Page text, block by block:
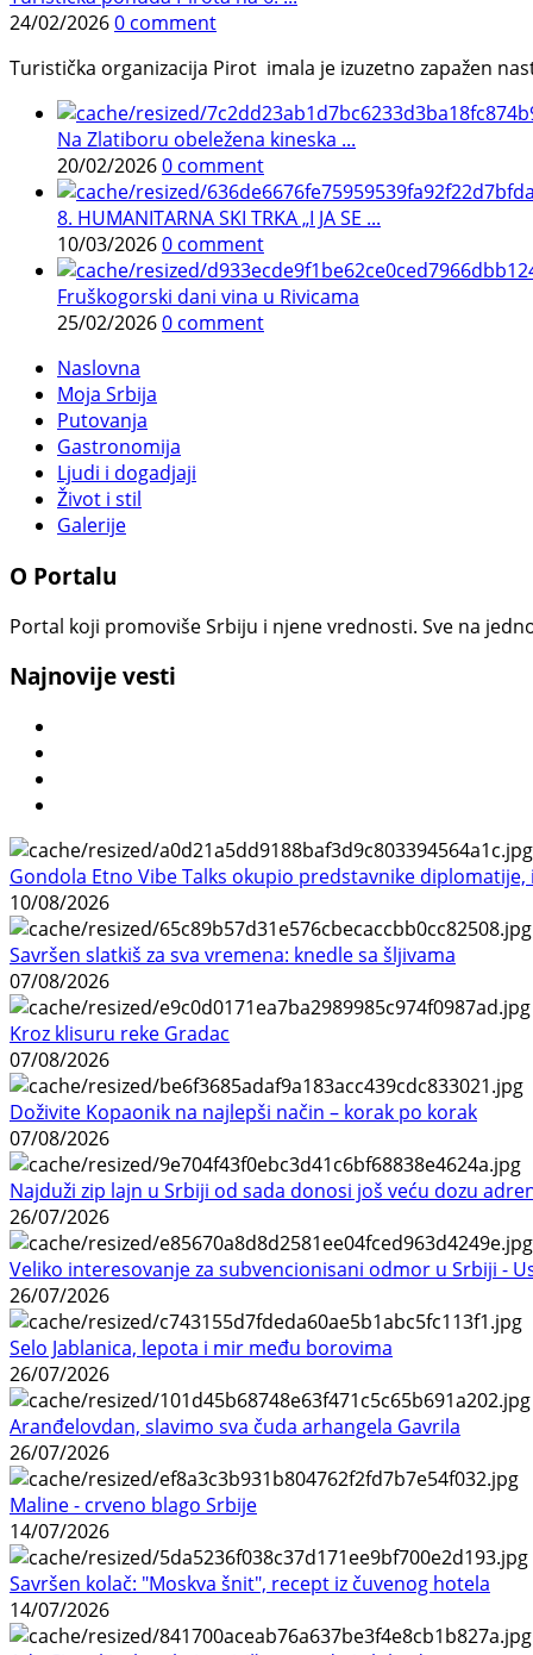
24/02/20260 comment
Turistička organizacija Pirot imala je izuzetno zapažen
Na Zlatiboru obeležena kineska ...
20/02/20260 comment
8. HUMANITARNA SKI TRKA „I JA SE ...
10/03/20260 comment
Fruškogorski dani vina u Rivicama
25/02/20260 comment
Naslovna
Moja Srbija
Putovanja
Gastronomija
Ljudi i dogadjaji
Život i stil
Galerije
O Portalu
Portal koji promoviše Srbiju i njene vrednosti. Sve na
Najnovije vesti
Gondola Etno Vibe Talks okupio predstavnike
10/08/2026
Savršen slatkiš za sva vremena: knedle sa šljivama
07/08/2026
Kroz klisuru reke Gradac
07/08/2026
Doživite Kopaonik na najlepši način – korak po korak
07/08/2026
Najduži zip lajn u Srbiji od sada donosi još veću dozu
26/07/2026
Veliko interesovanje za subvencionisani odmor u Srbiji -
26/07/2026
Selo Jablanica, lepota i mir među borovima
26/07/2026
Aranđelovdan, slavimo sva čuda arhangela Gavrila
26/07/2026
Maline - crveno blago Srbije
14/07/2026
Savršen kolač: "Moskva šnit", recept iz čuvenog hotela
14/07/2026